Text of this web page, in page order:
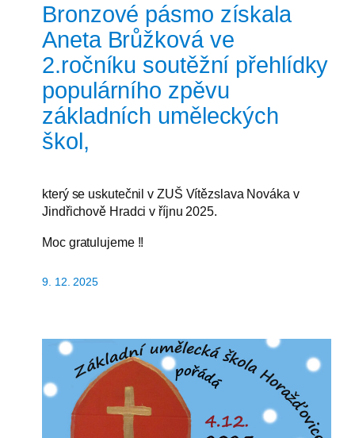
Bronzové pásmo získala
Aneta Brůžková ve
2.ročníku soutěžní přehlídky
populárního zpěvu
základních uměleckých
škol,
který se uskutečnil v ZUŠ Vítězslava Nováka v
Jindřichově Hradci v říjnu 2025.
Moc gratulujeme !!
9. 12. 2025